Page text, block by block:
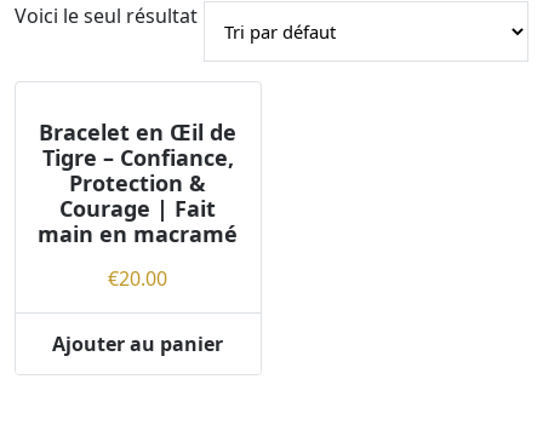
Voici le seul résultat
Bracelet en Œil de
Tigre – Confiance,
Protection &
Courage | Fait
main en macramé
€20.00
Ajouter au panier